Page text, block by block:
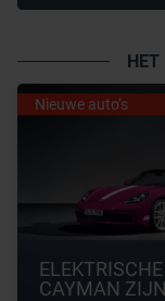
HET
Nieuwe auto’s
CAYMAN